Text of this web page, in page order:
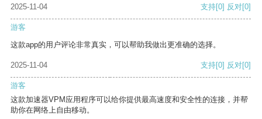
2025-11-04
支持[0] 反对[0]
游客
这款app的用户评论非常真实，可以帮助我做出更准确的选择。
2025-11-04 支持[0] 反对[0]
游客
这款加速器VPM应用程序可以给你提供最高速度和安全性的连接，并帮
助你在网络上自由移动。